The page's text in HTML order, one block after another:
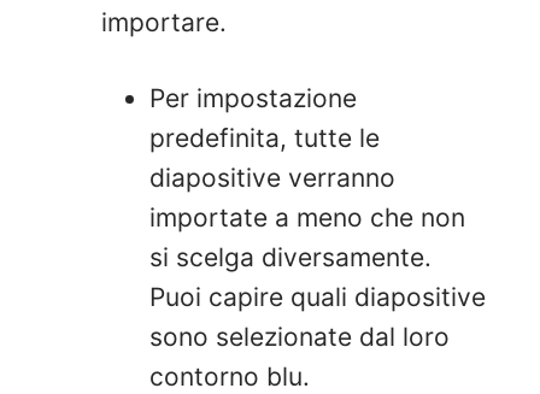
importare.
Per impostazione
predefinita, tutte le
diapositive verranno
importate a meno che non
si scelga diversamente.
Puoi capire quali diapositive
sono selezionate dal loro
contorno blu.